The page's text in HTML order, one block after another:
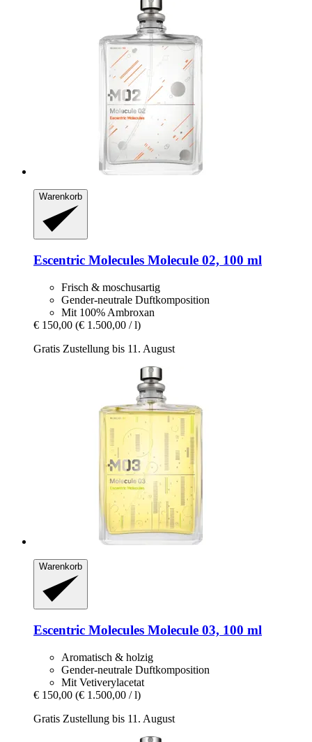
Warenkorb
Escentric Molecules Molecule 02, 100 ml
Frisch & moschusartig
Gender-neutrale Duftkomposition
Mit 100% Ambroxan
€ 150,00 (€ 1.500,00 / l)
Gratis Zustellung bis 11. August
Warenkorb
Escentric Molecules Molecule 03, 100 ml
Aromatisch & holzig
Gender-neutrale Duftkomposition
Mit Vetiverylacetat
€ 150,00 (€ 1.500,00 / l)
Gratis Zustellung bis 11. August